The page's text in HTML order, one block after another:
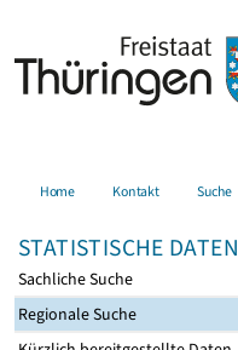
Home Kontakt Suche
STATISTISCHE DATEN
Sachliche Suche
Regionale Suche